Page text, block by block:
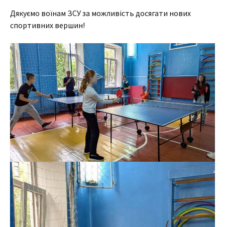
Дякуємо воїнам ЗСУ за можливість досягати нових
спортивних вершин!